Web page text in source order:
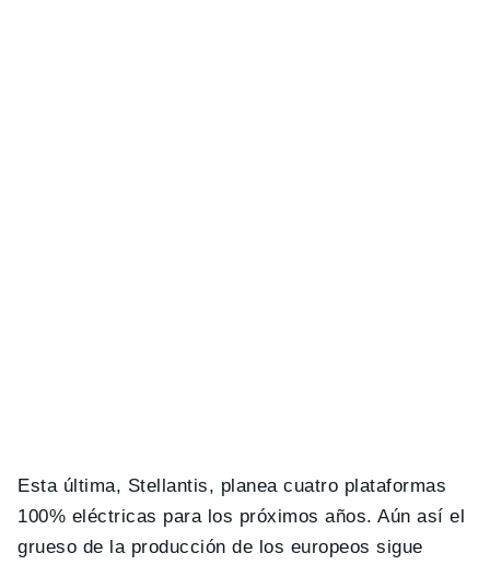
Esta última, Stellantis, planea cuatro plataformas
100% eléctricas para los próximos años. Aún así el
grueso de la producción de los europeos sigue